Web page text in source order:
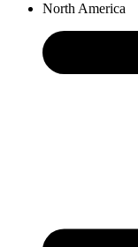
North America